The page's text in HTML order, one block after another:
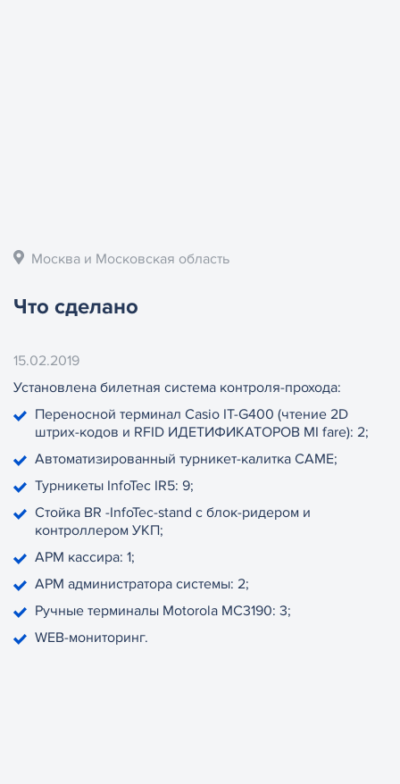
Москва и Московская область
Что сделано
15.02.2019
Установлена билетная система контроля-прохода:
Переносной терминал Casio IT-G400 (чтение 2D
штрих-кодов и RFID ИДЕТИФИКАТОРОВ MI fare): 2;
Автоматизированный турникет-калитка CAME;
Турникеты InfoTec IR5: 9;
Стойка BR -InfoTec-stand с блок-ридером и
контроллером УКП;
АРМ кассира: 1;
АРМ администратора системы: 2;
Ручные терминалы Motorola MC3190: 3;
WEB-мониторинг.